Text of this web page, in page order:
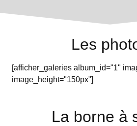
Les
[afficher_galeries album_id="1"
image_height="150px"]
La borne à